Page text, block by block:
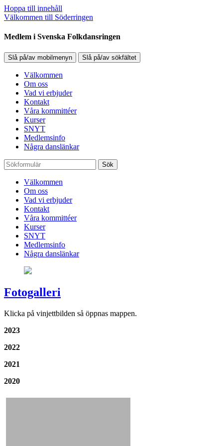
Hoppa till innehåll
Välkommen till Söderringen
Medlem i Svenska Folkdansringen
Slå på/av mobilmenyn Slå på/av sökfältet
Välkommen
Om oss
Vad vi erbjuder
Kontakt
Våra kommittéer
Kurser
SNYT
Medlemsinfo
Några danslänkar
Sök
Välkommen
Om oss
Vad vi erbjuder
Kontakt
Våra kommittéer
Kurser
SNYT
Medlemsinfo
Några danslänkar
Fotogalleri
Klicka på vinjettbilden så öppnas mappen.
2023
2022
2021
2020